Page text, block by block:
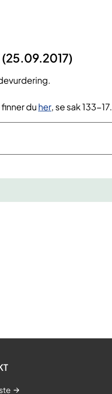
du her, se sak 133-17.